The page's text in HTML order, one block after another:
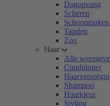
Dagopvang
Scheren
Schoonmaken
Tanden
Zon
Haar
Alle
Conditioner
Shampoo
Haarkleur
Styling